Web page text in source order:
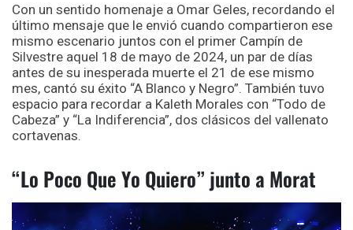
Con un sentido homenaje a Omar Geles, recordando el
último mensaje que le envió cuando compartieron ese
mismo escenario juntos con el primer Campín de
Silvestre aquel 18 de mayo de 2024, un par de días
antes de su inesperada muerte el 21 de ese mismo
mes, cantó su éxito “A Blanco y Negro”. También tuvo
espacio para recordar a Kaleth Morales con “Todo de
Cabeza” y “La Indiferencia”, dos clásicos del vallenato
cortavenas.
“Lo Poco Que Yo Quiero” junto a Morat